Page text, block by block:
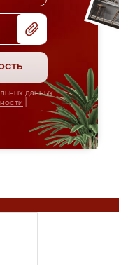
данных